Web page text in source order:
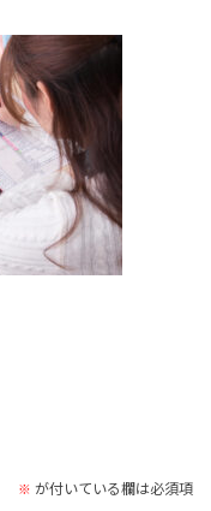
※ が付いている欄は必須項